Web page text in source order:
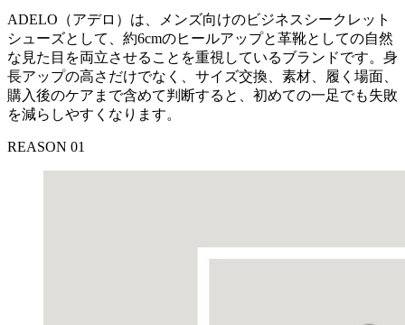
ADELO（アデロ）は、メンズ向けのビジネスシークレット
シューズとして、約6cmのヒールアップと革靴としての自然
な見た目を両立させることを重視しているブランドです。身
長アップの高さだけでなく、サイズ交換、素材、履く場面、
購入後のケアまで含めて判断すると、初めての一足でも失敗
を減らしやすくなります。
REASON 01